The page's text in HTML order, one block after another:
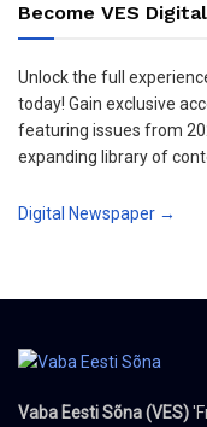
Become VES
Unlock the full
today! Gain exclusive
featuring issues from
expanding library of
Digital Newspaper →
Vaba Eesti Sõna (VES)